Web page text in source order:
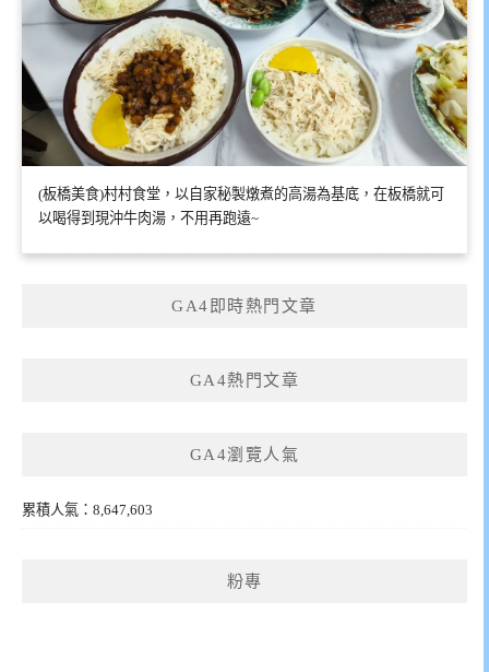
(板橋美食)村村食堂，以自家秘製燉煮的高湯為基底，在板橋就可
以喝得到現沖牛肉湯，不用再跑遠~
GA4即時熱門文章
GA4熱門文章
GA4瀏覽人氣
累積人氣：8,647,603
粉專